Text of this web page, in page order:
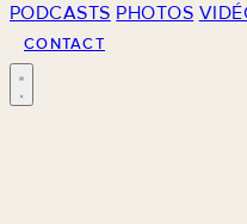
PODCASTS PHOTOS
CONTACT